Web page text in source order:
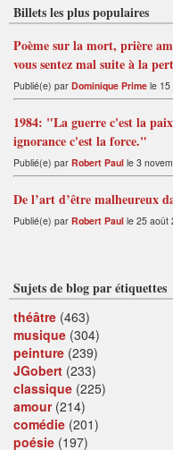
Billets les plus populaires
Poème sur la mort, prière
vous sentez mal suite à la
Publié(e) par Dominique Prime le 15
1984: "La guerre c'est la
ignorance c'est la force."
Publié(e) par Robert Paul le 3
De l’art d’être malheureux
Publié(e) par Robert Paul le 25 août
Sujets de blog par étiquettes
théâtre (463)
musique (304)
peinture (239)
JGobert (233)
classique (225)
amour(214)
comédie (201)
poésie (197)